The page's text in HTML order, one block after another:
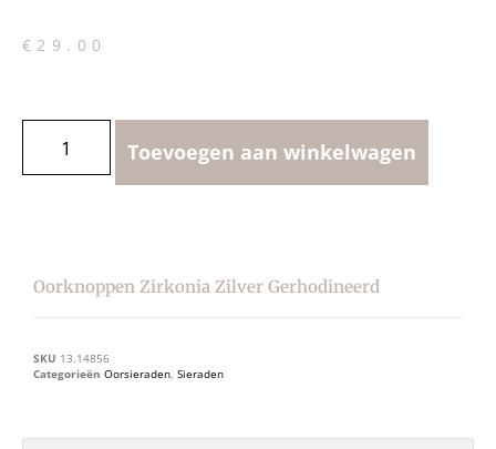
€ 29.00
Toevoegen aan winkelwagen
Oorknoppen Zirkonia Zilver Gerhodineerd
SKU 13.14856
Categorieën Oorsieraden, Sieraden